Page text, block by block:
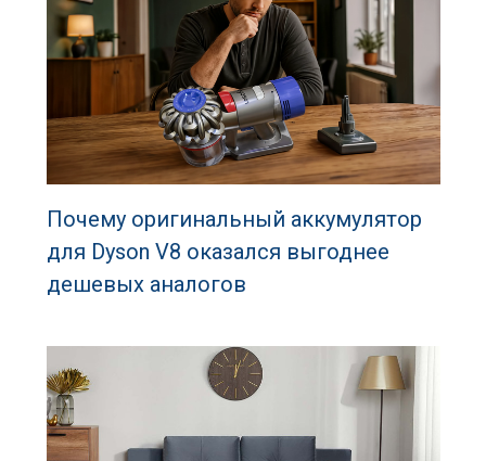
Почему оригинальный аккумулятор
для Dyson V8 оказался выгоднее
дешевых аналогов